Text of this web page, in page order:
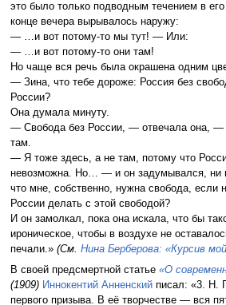
это было только подводным течением в
конце вечера вырывалось наружу:
— …и вот потому-то мы тут! — Или:
— …и вот потому-то они там!
Но чаще вся речь была окрашена одним
— Зина, что тебе дороже: Россия без
России?
Она думала минуту.
— Свобода без России, — отвечала она, —
там.
— Я тоже здесь, а не там, потому что
невозможна. Но… — и он задумывался, ни
что мне, собственно, нужна свобода, если
России делать с этой свободой?
И он замолкал, пока она искала, что бы
ироническое, чтобы в воздухе не
печали.» (См. Нина Берберова: «Курсив
В своей предсмертной статье «О
(1909) Иннокентий Анненскийписал: «3. Н.
первого призыва. В её творчестве — вся